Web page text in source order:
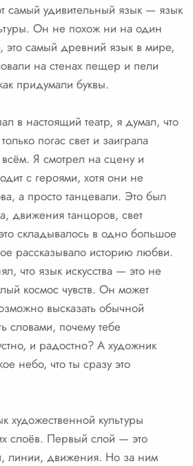
самый удивительный язык — язык
Он не похож ни на один
это самый древний язык в мире,
на стенах пещер и пели
придумали буквы.
в настоящий театр, я думал, что
погас свет и заиграла
Я смотрел на сцену и
с героями, хотя они не
а просто танцевали. Это был
движения танцоров, свет
складывалось в одно большое
рассказывало историю любви.
что язык искусства — это не
космос чувств. Он может
высказать обычной
словами, почему тебе
и радостно? А художник
небо, что ты сразу это
художественной культуры
слоёв. Первый слой — это
линии, движения. Но за ним